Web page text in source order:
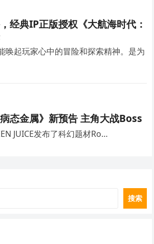
经典IP正版授权《大航海时代：
唤起玩家心中的冒险和探索精神。是为
态金属》新预告 主角大战Boss
JUICE发布了科幻题材Ro…
搜索